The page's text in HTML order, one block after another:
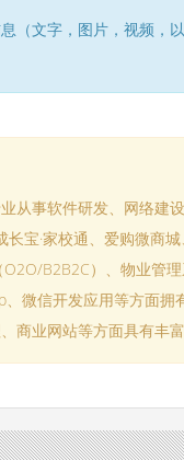
（文字，图片，视频，
从事软件研发、网络建
宝·家校通、爱购微商
B2B2C）、物业管
微信开发应用等方面拥
商业网站等方面具有丰富